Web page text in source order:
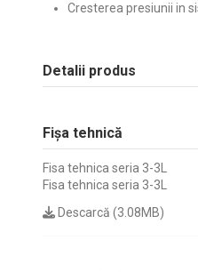
Cresterea presiunii in
Detalii produs
Fișa tehnică
Fisa tehnica seria 3-3L
Fisa tehnica seria 3-3L
Descarcă (3.08MB)